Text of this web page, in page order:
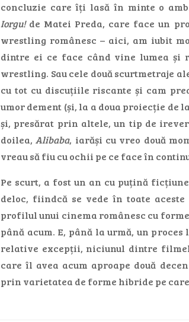
concluzie care îți lasă în minte o
Iorgu!de Matei Preda, care face un
wrestling românesc – aici, am iubit
dintre ei ce face când vine lumea și
wrestling. Sau cele două scurtmetraje
cu tot cu discuțiile riscante și cam
umor dement (și, la a doua proiecție de
și, presărat prin altele, un tip de
doilea,Alibaba, iarăși cu vreo două
vreau să fiu cu ochii pe ce face în
Pe scurt, a fost un an cu puțină
deloc, fiindcă se vede în toate
profilul unui cinema românesc cu
până acum. E, până la urmă, un
relative excepții, niciunul dintre
care îl avea acum aproape două
prin varietatea de forme hibride pe